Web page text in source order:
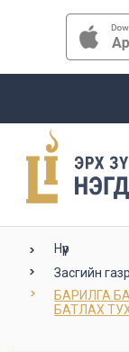
Нүүр
Засгийн
БАРИЛГА
БАТЛАХ